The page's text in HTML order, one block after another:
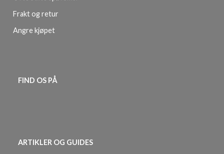
Frakt og retur
Angre kjøpet
FIND OS PÅ
ARTIKLER OG GUIDES